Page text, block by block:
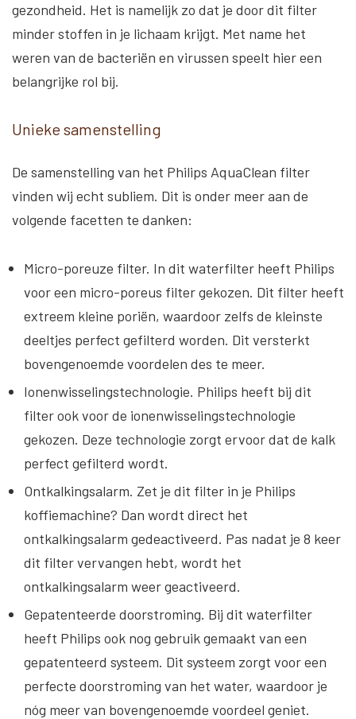
gezondheid. Het is namelijk zo dat je door dit filter
minder stoffen in je lichaam krijgt. Met name het
weren van de bacteriën en virussen speelt hier een
belangrijke rol bij.
Unieke samenstelling
De samenstelling van het Philips AquaClean filter
vinden wij echt subliem. Dit is onder meer aan de
volgende facetten te danken:
Micro-poreuze filter. In dit waterfilter heeft Philips
voor een micro-poreus filter gekozen. Dit filter heeft
extreem kleine poriën, waardoor zelfs de kleinste
deeltjes perfect gefilterd worden. Dit versterkt
bovengenoemde voordelen des te meer.
Ionenwisselingstechnologie. Philips heeft bij dit
filter ook voor de ionenwisselingstechnologie
gekozen. Deze technologie zorgt ervoor dat de kalk
perfect gefilterd wordt.
Ontkalkingsalarm. Zet je dit filter in je Philips
koffiemachine? Dan wordt direct het
ontkalkingsalarm gedeactiveerd. Pas nadat je 8 keer
dit filter vervangen hebt, wordt het
ontkalkingsalarm weer geactiveerd.
Gepatenteerde doorstroming. Bij dit waterfilter
heeft Philips ook nog gebruik gemaakt van een
gepatenteerd systeem. Dit systeem zorgt voor een
perfecte doorstroming van het water, waardoor je
nóg meer van bovengenoemde voordeel geniet.